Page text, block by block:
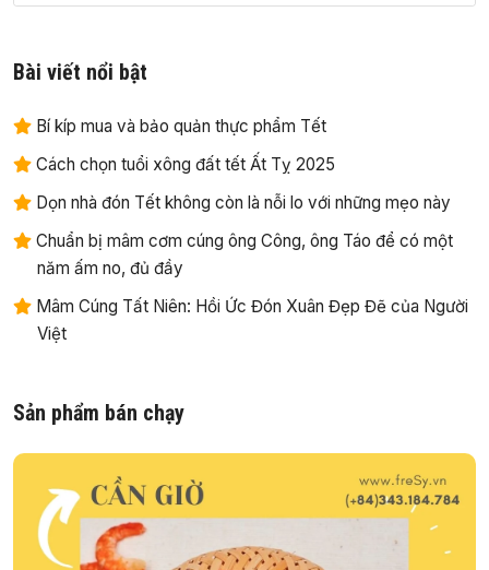
Bài viết nổi bật
Bí kíp mua và bảo quản thực phẩm Tết
Cách chọn tuổi xông đất tết Ất Tỵ 2025
Dọn nhà đón Tết không còn là nỗi lo với những mẹo này
Chuẩn bị mâm cơm cúng ông Công, ông Táo để có một
năm ấm no, đủ đầy
Mâm Cúng Tất Niên: Hồi Ức Đón Xuân Đẹp Đẽ của Người
Việt
Sản phẩm bán chạy